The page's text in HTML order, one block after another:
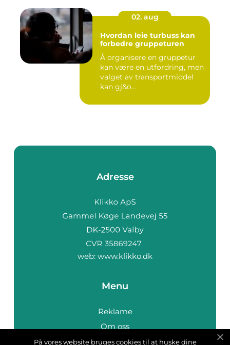
02. aug
Hvordan leie turbuss kan
forbedre gruppeturen
Å organisere en gruppetur
kan være en utfordring, men
valget av transportmiddel
kan gj&o...
Adresse
web: www.klikko.dk
Menu
Reklame
Om oss
Cookies
På vores website bruges cookies til at huske dine